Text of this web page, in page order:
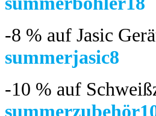
-8 % auf Jasic
summerjasic8
-10 % auf